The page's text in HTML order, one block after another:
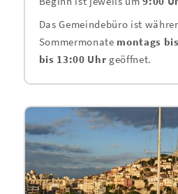
Das Gemeindebüro ist
Sommermonate montags
bis 13:00 Uhr geöffnet.